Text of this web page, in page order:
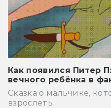
Как появился Питер
вечного ребёнка в
Сказка о мальчике,
взрослеть